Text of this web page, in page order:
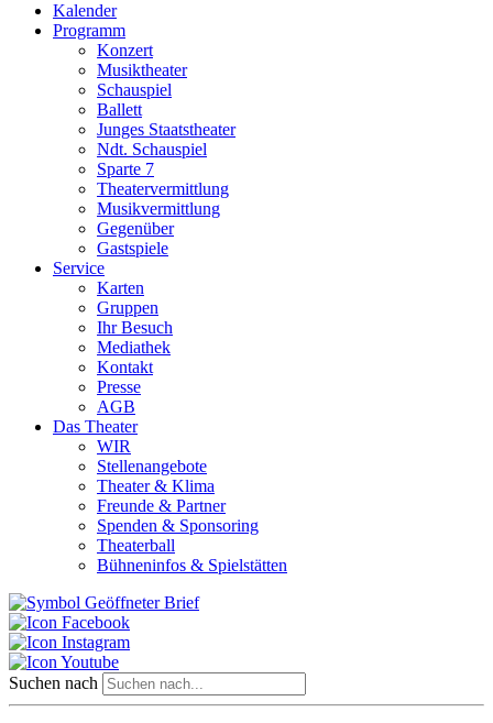
Kalender
Programm
Konzert
Musiktheater
Schauspiel
Ballett
Junges Staatstheater
Ndt. Schauspiel
Sparte 7
Theatervermittlung
Musikvermittlung
Gegenüber
Gastspiele
Service
Karten
Gruppen
Ihr Besuch
Mediathek
Kontakt
Presse
AGB
Das Theater
WIR
Stellenangebote
Theater & Klima
Freunde & Partner
Spenden & Sponsoring
Theaterball
Bühneninfos & Spielstätten
Suchen nach